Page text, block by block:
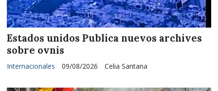
Estados unidos Publica nuevos archives
sobre ovnis
Celia Santana
Internacionales 09/08/2026